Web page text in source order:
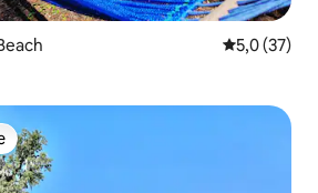
Vlerësimi
5,0 (37)